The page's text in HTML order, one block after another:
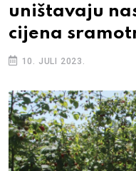
uništavaju
cijena
10. JULI 2023.